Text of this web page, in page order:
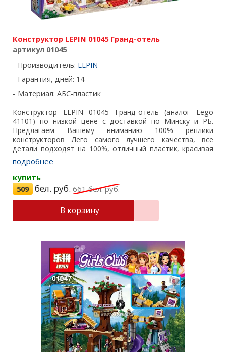
Конструктор LEPIN 01045 Гранд-отель
артикул 01045
Производитель: LEPIN
Гарантия, дней: 14
Материал: АБС-пластик
Конструктор LEPIN 01045 Гранд-отель (аналог Lego
41101) по низкой цене с доставкой по Минску и РБ.
Предлагаем Вашему вниманию 100% реплики
конструкторов Лего самого лучшего качества, все
детали подходят на 100%, отличный пластик, красивая
подарочная ...
подробнее
купить
509 бел. руб. 661бел. руб.
В корзину